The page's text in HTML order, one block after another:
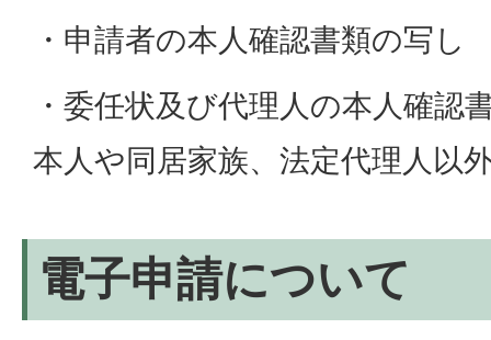
・申請者の本人確認書類の写し
・委任状及び代理人の本人確認
本人や同居家族、法定代理人以
電子申請について